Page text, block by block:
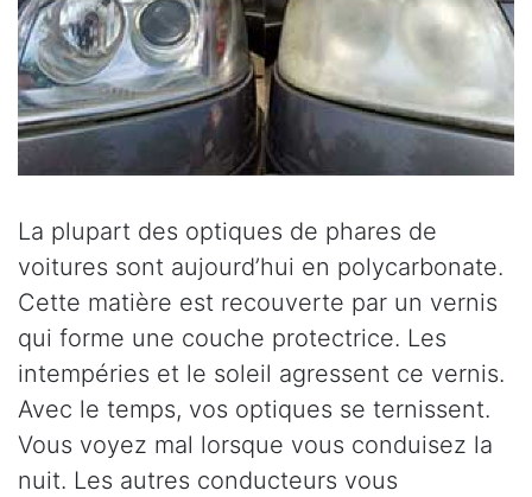
La plupart des optiques de phares de
voitures sont aujourd’hui en polycarbonate.
Cette matière est recouverte par un vernis
qui forme une couche protectrice. Les
intempéries et le soleil agressent ce vernis.
Avec le temps, vos optiques se ternissent.
Vous voyez mal lorsque vous conduisez la
nuit. Les autres conducteurs vous